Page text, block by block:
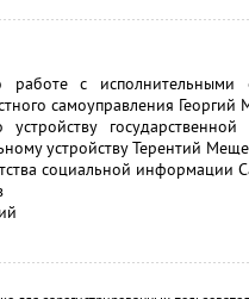
работе с исполнительными
самоуправления Георгий
устройству Терентий
социальной информации